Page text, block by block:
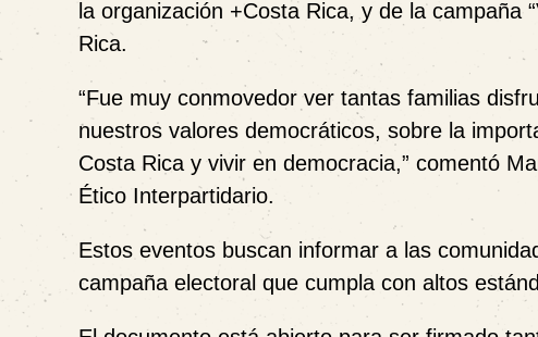
la organización +Costa Rica, y de la campaña
Rica.
“Fue muy conmovedor ver tantas familias
nuestros valores democráticos, sobre la
Costa Rica y vivir en democracia,” comentó
Ético Interpartidario.
Estos eventos buscan informar a las
campaña electoral que cumpla con altos